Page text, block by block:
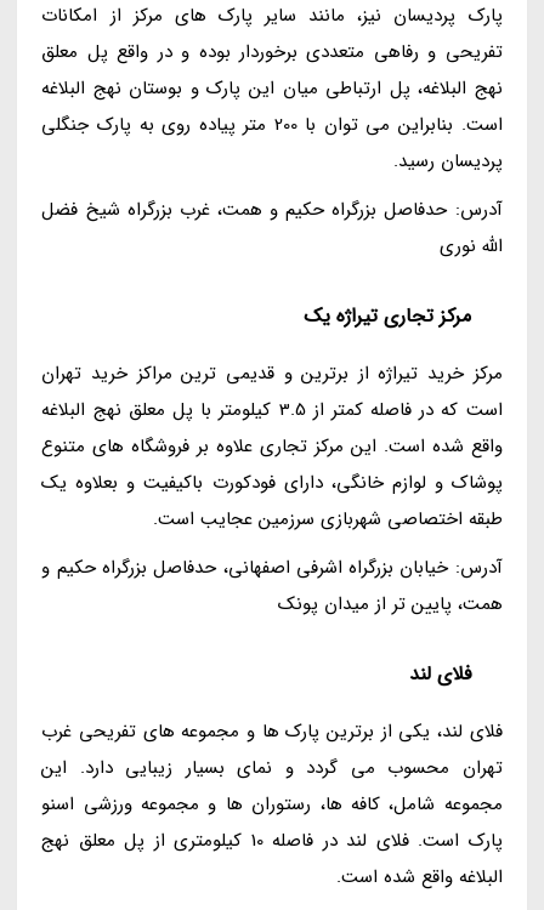
پارک پردیسان نیز، مانند سایر پارک های مرکز از امکانات
تفریحی و رفاهی متعددی برخوردار بوده و در واقع پل معلق
نهج البلاغه، پل ارتباطی میان این پارک و بوستان نهج البلاغه
است. بنابراین می توان با 200 متر پیاده روی به پارک جنگلی
پردیسان رسید.
آدرس: حدفاصل بزرگراه حکیم و همت، غرب بزرگراه شیخ فضل
الله نوری
مرکز تجاری تیراژه یک
مرکز خرید تیراژه از برترین و قدیمی ترین مراکز خرید تهران
است که در فاصله کمتر از 3.5 کیلومتر با پل معلق نهج البلاغه
واقع شده است. این مرکز تجاری علاوه بر فروشگاه های متنوع
پوشاک و لوازم خانگی، دارای فودکورت باکیفیت و بعلاوه یک
طبقه اختصاصی شهربازی سرزمین عجایب است.
آدرس: خیابان بزرگراه اشرفی اصفهانی، حدفاصل بزرگراه حکیم و
همت، پایین تر از میدان پونک
فلای لند
فلای لند، یکی از برترین پارک ها و مجموعه های تفریحی غرب
تهران محسوب می گردد و نمای بسیار زیبایی دارد. این
مجموعه شامل، کافه ها، رستوران ها و مجموعه ورزشی اسنو
پارک است. فلای لند در فاصله 10 کیلومتری از پل معلق نهج
البلاغه واقع شده است.